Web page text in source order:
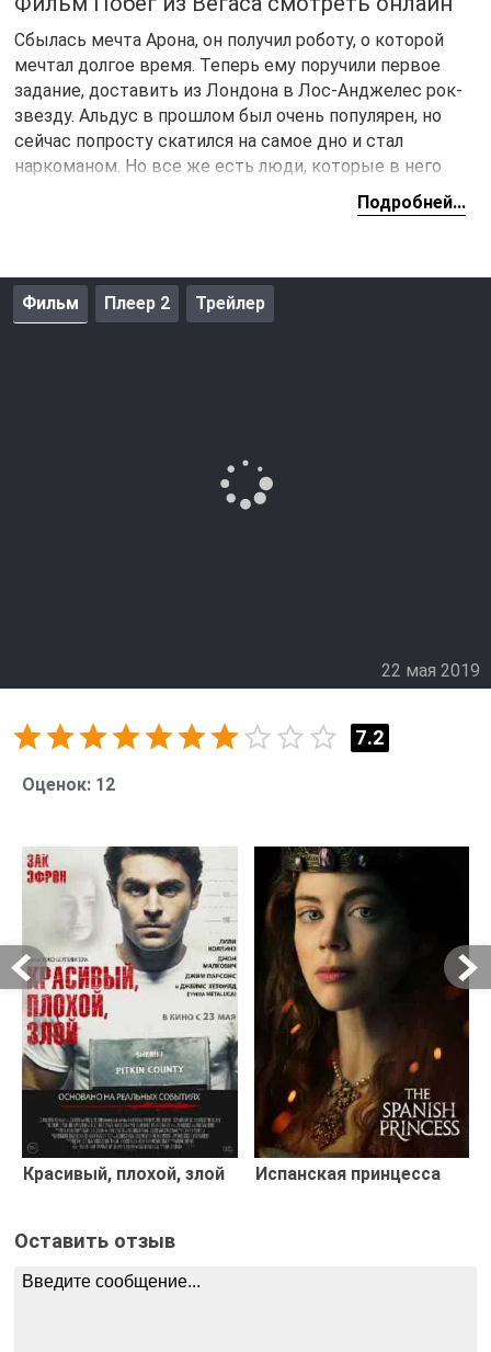
Сбылась мечта Арона, он получил роботу, о которой
мечтал долгое время. Теперь ему поручили первое
задание, доставить из Лондона в Лос-Анджелес рок-
звезду. Альдус в прошлом был очень популярен, но
сейчас попросту скатился на самое дно и стал
наркоманом. Но все же есть люди, которые в него
верят и собираются вернуть звезду на сцену. Теперь
Арону придется пройти настоящее боевое крещение
Невыносимая рок-звезда попросту издевается над
бедным тружеником, который мечтает совершить
Подробней...
Фильм Плеер 2 Трейлер
22 мая 2019
7.2
Оценок: 12
Красивый, плохой, злой Испанская принцесса
Оставить отзыв